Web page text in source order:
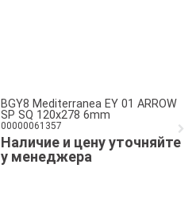
BGY8 Mediterranea EY 01 ARROW
SP SQ 120x278 6mm
00000061357
Наличие и цену уточняйте
у менеджера